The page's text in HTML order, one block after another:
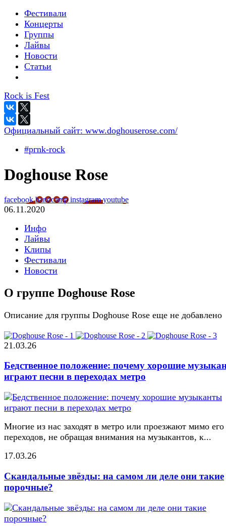
Фестивали
Концерты
Группы
Лайвы
Новости
Статьи
Rock is Fest
Официальный сайт: www.doghouserose.com/
#pгnk-roсk
Doghouse Rose
facebookbandcampinstagramyoutube
06.11.2020
Инфо
Лайвы
Клипы
Фестивали
Новости
О группе Doghouse Rose
Описание для группы Doghouse Rose еще не добавлено
21.03.26
Бедственное положение: почему хорошие
играют песни в переходах метро
Многие из нас заходят в метро или проезжают мимо его
переходов, не обращая внимания на музыкантов, к...
17.03.26
Скандальные звёзды: на самом ли деле они такие
порочные?